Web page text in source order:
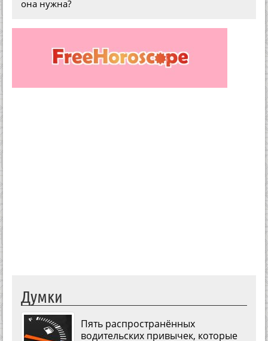
она нужна?
Думки
Пять распространённых
водительских привычек, которые